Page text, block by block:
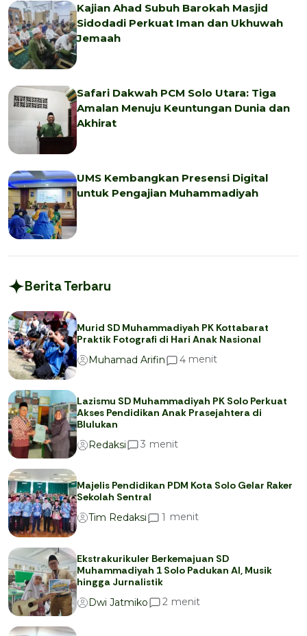
Kajian Ahad Subuh Barokah Masjid
Sidodadi Perkuat Iman dan Ukhuwah
Jemaah
Safari Dakwah PCM Solo Utara: Tiga
Amalan Menuju Keuntungan Dunia dan
Akhirat
UMS Kembangkan Presensi Digital
untuk Pengajian Muhammadiyah
Berita Terbaru
Murid SD Muhammadiyah PK Kottabarat
Praktik Fotografi di Hari Anak Nasional
Muhamad Arifin
4 menit
Lazismu SD Muhammadiyah PK Solo Perkuat
Akses Pendidikan Anak Prasejahtera di
Blulukan
Redaksi
3 menit
Majelis Pendidikan PDM Kota Solo Gelar Raker
Sekolah Sentral
Tim Redaksi
1 menit
Ekstrakurikuler Berkemajuan SD
Muhammadiyah 1 Solo Padukan AI, Musik
hingga Jurnalistik
Dwi Jatmiko
2 menit